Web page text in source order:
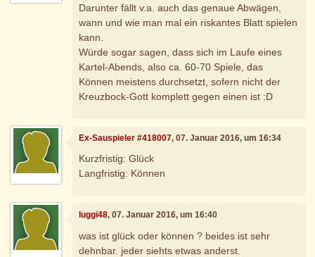
Darunter fällt v.a. auch das genaue Abwägen,
wann und wie man mal ein riskantes Blatt spielen
kann.
Würde sogar sagen, dass sich im Laufe eines
Kartel-Abends, also ca. 60-70 Spiele, das
Können meistens durchsetzt, sofern nicht der
Kreuzbock-Gott komplett gegen einen ist :D
Ex-Sauspieler #418007, 07. Januar 2016, um 16:34
Kurzfristig: Glück
Langfristig: Können
luggi48, 07. Januar 2016, um 16:40
was ist glück oder können ? beides ist sehr
dehnbar. jeder siehts etwas anderst.